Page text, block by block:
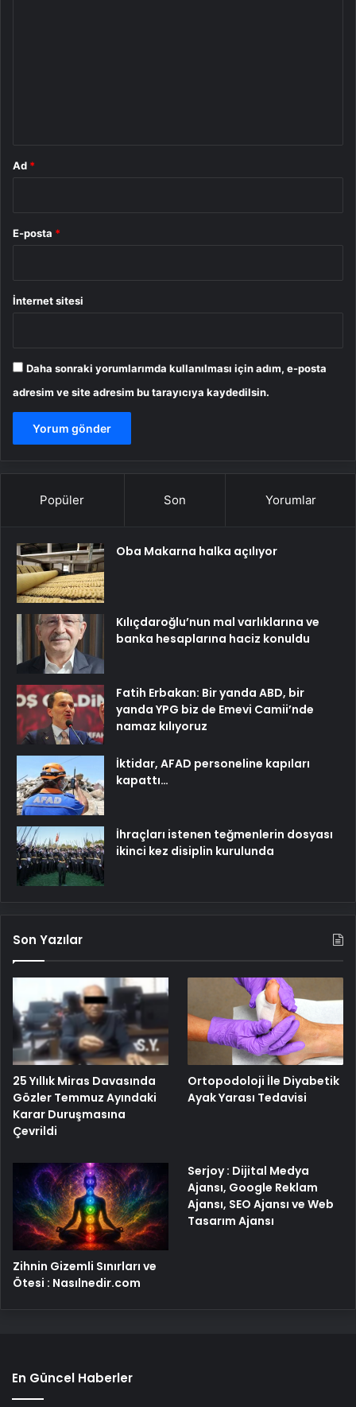
Ad *
E-posta *
İnternet sitesi
Daha sonraki yorumlarımda kullanılması için adım, e-posta
adresim ve site adresim bu tarayıcıya kaydedilsin.
Popüler Son Yorumlar
Oba Makarna halka açılıyor
Kılıçdaroğlu’nun mal varlıklarına ve
banka hesaplarına haciz konuldu
Fatih Erbakan: Bir yanda ABD, bir
yanda YPG biz de Emevi Camii’nde
namaz kılıyoruz
İktidar, AFAD personeline kapıları
kapattı…
İhraçları istenen teğmenlerin dosyası
ikinci kez disiplin kurulunda
Son Yazılar
25 Yıllık Miras Davasında
Gözler Temmuz Ayındaki
Karar Duruşmasına
Çevrildi
Ortopodoloji İle Diyabetik
Ayak Yarası Tedavisi
Zihnin Gizemli Sınırları ve
Ötesi : Nasılnedir.com
Serjoy : Dijital Medya
Ajansı, Google Reklam
Ajansı, SEO Ajansı ve Web
Tasarım Ajansı
En Güncel Haberler